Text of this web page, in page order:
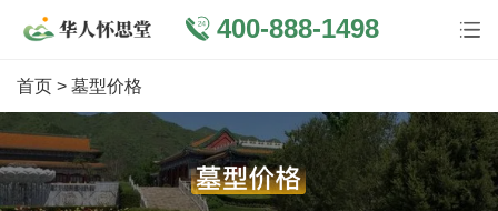
400-888-1498
首页 > 墓型价格